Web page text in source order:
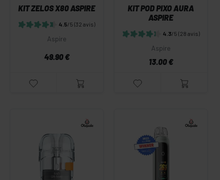
KIT ZELOS X80 ASPIRE
4.5/5 (32 avis)
Aspire
49.90 €
KIT POD PIXO AURA
ASPIRE
4.3/5 (28 avis)
Aspire
13.00 €